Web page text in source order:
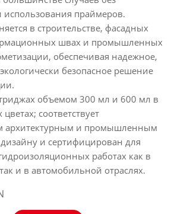
использования праймеров.
в строительстве, фасадных
швах и промышленных
обеспечивая надежное,
безопасное решение
объемом 300 мл и 600 мл в
соответствует
архитектурным и промышленным
и сертифицирован для
работах как в
и в автомобильной отраслях.